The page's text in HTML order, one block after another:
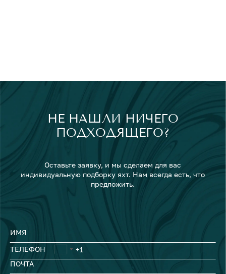
НЕ НАШЛИ НИЧЕГО
ПОДХОДЯЩЕГО?
Оставьте заявку, и мы сделаем для вас
индивидуальную подборку яхт. Нам всегда есть, что
предложить.
ИМЯ
ТЕЛЕФОН
ПОЧТА